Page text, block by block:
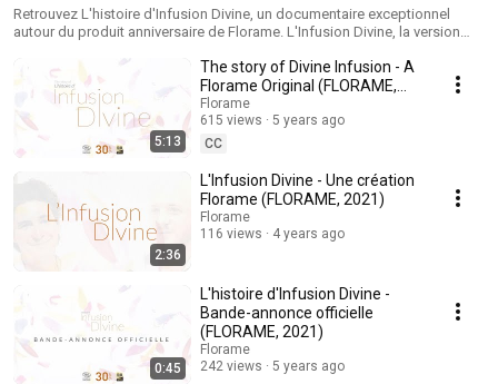
Retrouvez L'histoire d'Infusion Divine, un documentaire exceptionnel
autour du produit anniversaire de Florame. L'Infusion Divine, la version
5:13
The story of Divine Infusion - A
Florame Original (FLORAME,
2021)
Florame
615 views
5 years ago
CC
2:36
L'Infusion Divine - Une création
Florame (FLORAME, 2021)
Florame
116 views
4 years ago
0:45
L'histoire d'Infusion Divine -
Bande-annonce officielle
(FLORAME, 2021)
Florame
242 views
5 years ago